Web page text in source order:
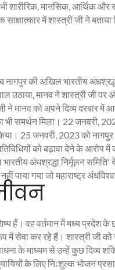
शारीरिक, मानसिक, आर्थिक
में शास्त्री जी ने
की अखिल भारतीय
उठाया, मानव ने शास्त्री जी पर
ने मानव को अपने दिव्य दरबार
समर्थन मिला। 22 जनवरी,
25 जनवरी, 2023 को
को बढ़ावा देने के
अंधश्रद्धा निर्मूलन समिति'
पाया गया जो महाराष्ट्र
हैं। वह वर्तमान में मध्य प्रदेश
में सेवा कर रहे हैं। शास्त्री जी
के माध्यम से उन्हें कुछ दिव्य
के लिए निःशुल्क भोजन